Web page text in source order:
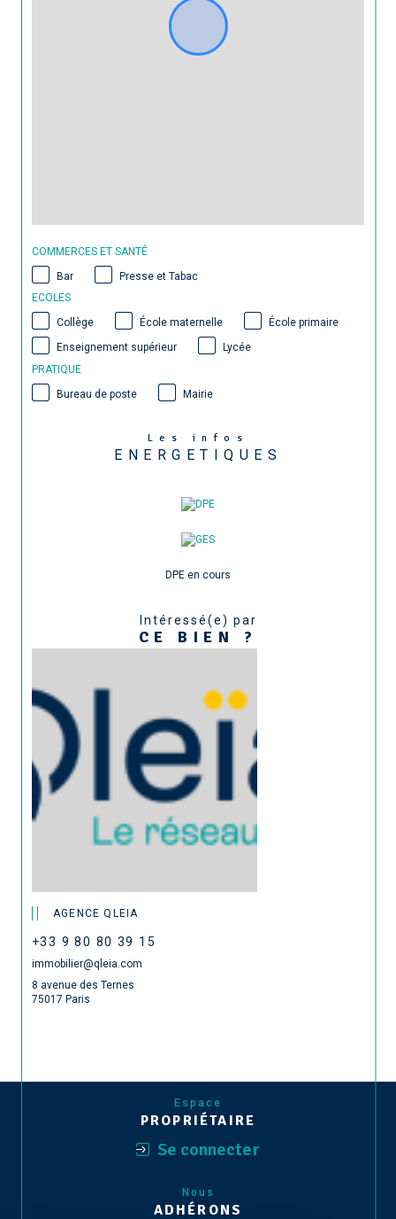
COMMERCES ET SANTÉ
Bar
Presse et Tabac
ECOLES
Collège
École maternelle École primaire
Enseignement supérieur
Lycée
PRATIQUE
Bureau de poste
Mairie
Les infos
ENERGETIQUES
DPE en cours
Intéressé(e) par
CE BIEN ?
AGENCE QLEIA
+33 9 80 80 39 15
immobilier@qleia.com
8 avenue des Ternes
75017 Paris
Espace
PROPRIÉTAIRE
Se connecter
Nous
ADHÉRONS